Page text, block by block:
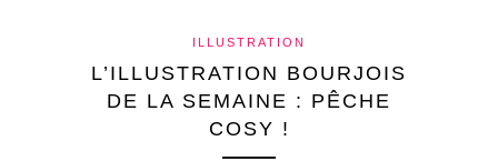
ILLUSTRATION
L’ILLUSTRATION BOURJOIS
DE LA SEMAINE : PÊCHE
COSY !